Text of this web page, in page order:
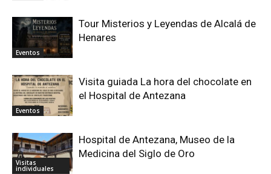
Eventos
Tour Misterios y Leyendas de Alcalá de
Henares
Eventos
Visita guiada La hora del chocolate en
el Hospital de Antezana
Visitas
individuales
Hospital de Antezana, Museo de la
Medicina del Siglo de Oro